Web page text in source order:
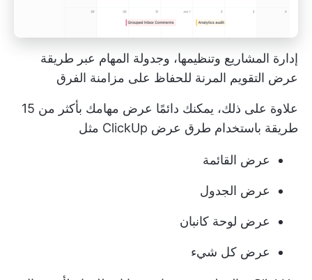
إدارة المشاريع وتنظيمها، وجدولة المهام عبر طريقة
عرض التقويم المرنة للحفاظ على مزامنة الفرق
علاوة على ذلك، يمكنك دائمًا عرض مهامك بأكثر من 15
طريقة باستخدام طرق عرض ClickUp مثل
عرض القائمة
عرض الجدول
عرض لوحة كانبان
عرض كل شيء